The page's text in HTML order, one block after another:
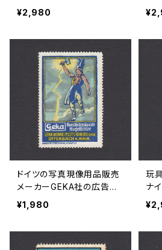
スタンプ 1925年
¥2,980
ドイツの写真現像用品販売
メーカーGEKA社の広告ポ
スタースタンプ 1915年頃
¥1,980
玩
ナ
ー